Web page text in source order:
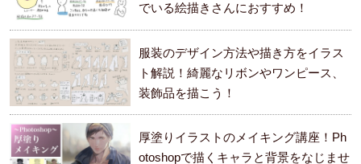
でいる絵描きさんにおすすめ！
服装のデザイン方法や描き方をイラス
ト解説！綺麗なリボンやワンピース、
装飾品を描こう！
厚塗りイラストのメイキング講座！Ph
otoshopで描くキャラと背景をなじませ